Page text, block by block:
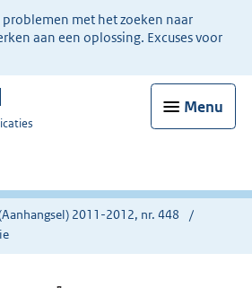
met het zoeken naar
aan een oplossing. Excuses voor
Menu
2011-2012, nr. 448